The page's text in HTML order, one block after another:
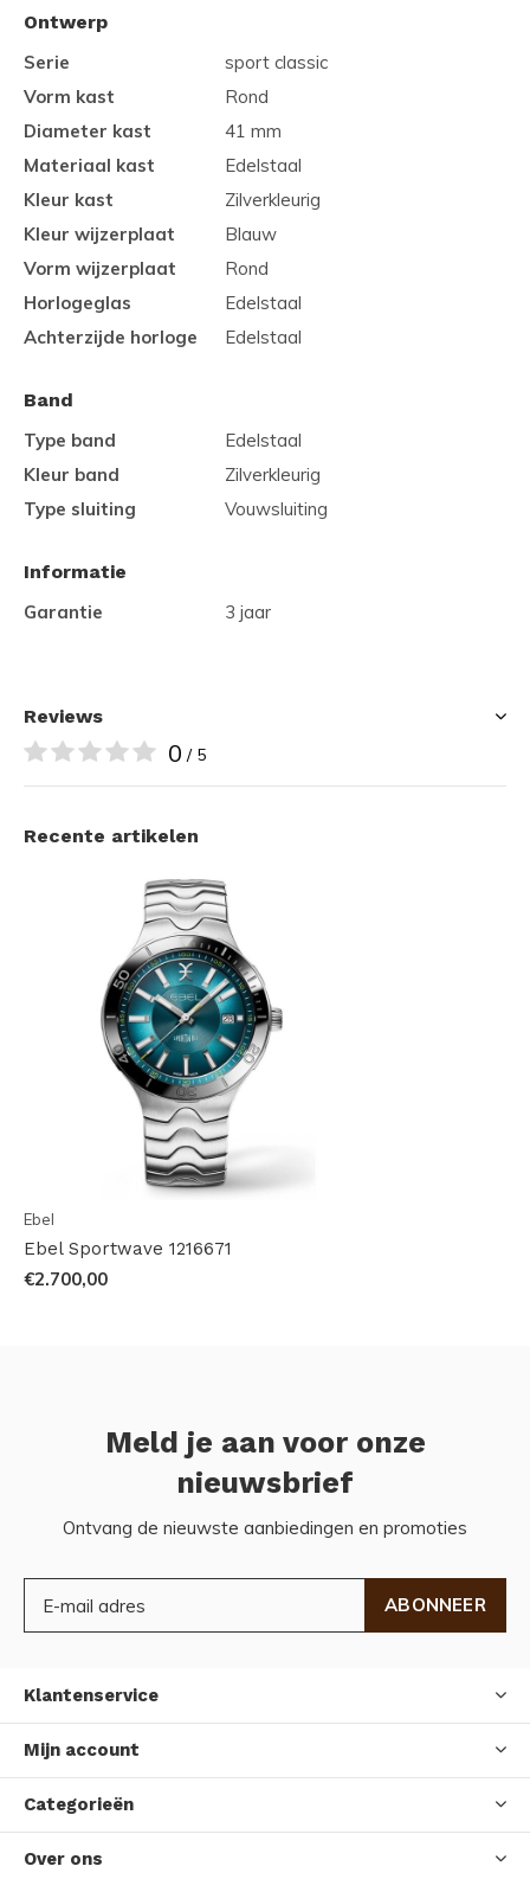
Ontwerp
Serie
sport classic
Vorm kast
Rond
Diameter kast
41 mm
Materiaal kast
Edelstaal
Kleur kast
Zilverkleurig
Kleur wijzerplaat
Blauw
Vorm wijzerplaat
Rond
Horlogeglas
Edelstaal
Achterzijde horloge
Edelstaal
Band
Type band
Edelstaal
Kleur band
Zilverkleurig
Type sluiting
Vouwsluiting
Informatie
Garantie
3 jaar
Reviews
0 / 5
Recente artikelen
Ebel
Ebel Sportwave 1216671
€2.700,00
Meld je aan voor onze
nieuwsbrief
Ontvang de nieuwste aanbiedingen en promoties
ABONNEER
Klantenservice
Mijn account
Categorieën
Over ons